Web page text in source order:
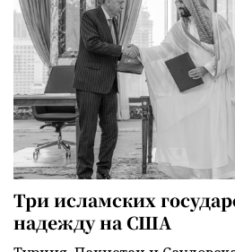
Три исламских
надежду на США